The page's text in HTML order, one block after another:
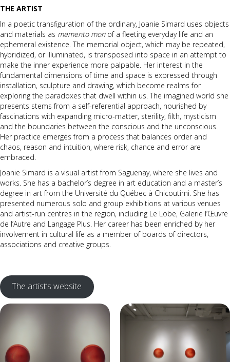
THE ARTIST
In a poetic transfiguration of the ordinary, Joanie Simard uses objects
and materials as memento moriof a fleeting everyday life and an
ephemeral existence. The memorial object, which may be repeated,
hybridized, or illuminated, is transposed into space in an attempt to
make the inner experience more palpable. Her interest in the
fundamental dimensions of time and space is expressed through
installation, sculpture and drawing, which become realms for
exploring the paradoxes that dwell within us. The imagined world she
presents stems from a self-referential approach, nourished by
fascinations with expanding micro-matter, sterility, filth, mysticism
and the boundaries between the conscious and the unconscious.
Her practice emerges from a process that balances order and
chaos, reason and intuition, where risk, chance and error are
embraced.
Joanie Simard is a visual artist from Saguenay, where she lives and
works. She has a bachelor’s degree in art education and a master’s
degree in art from the Université du Québec à Chicoutimi. She has
presented numerous solo and group exhibitions at various venues
and artist-run centres in the region, including Le Lobe, Galerie l’Œuvre
de l’Autre and Langage Plus. Her career has been enriched by her
involvement in cultural life as a member of boards of directors,
associations and creative groups.
The artist’s website